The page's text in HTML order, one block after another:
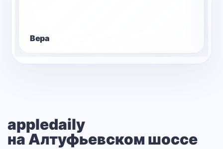
Вера
appledaily
на Алтуфьевском шоссе